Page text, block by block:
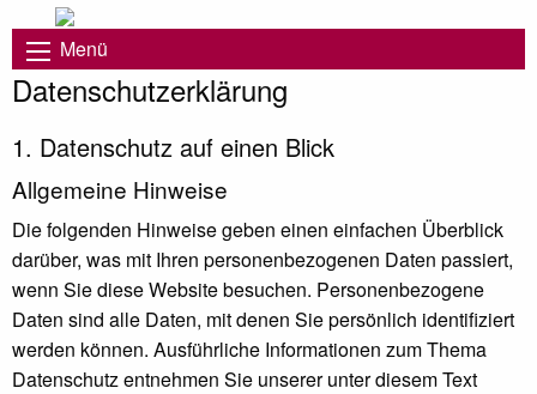
Menü
Datenschutz­erklärung
1. Datenschutz auf einen Blick
Allgemeine Hinweise
Die folgenden Hinweise geben einen einfachen Überblick
darüber, was mit Ihren personenbezogenen Daten passiert,
wenn Sie diese Website besuchen. Personenbezogene
Daten sind alle Daten, mit denen Sie persönlich identifiziert
werden können. Ausführliche Informationen zum Thema
Datenschutz entnehmen Sie unserer unter diesem Text